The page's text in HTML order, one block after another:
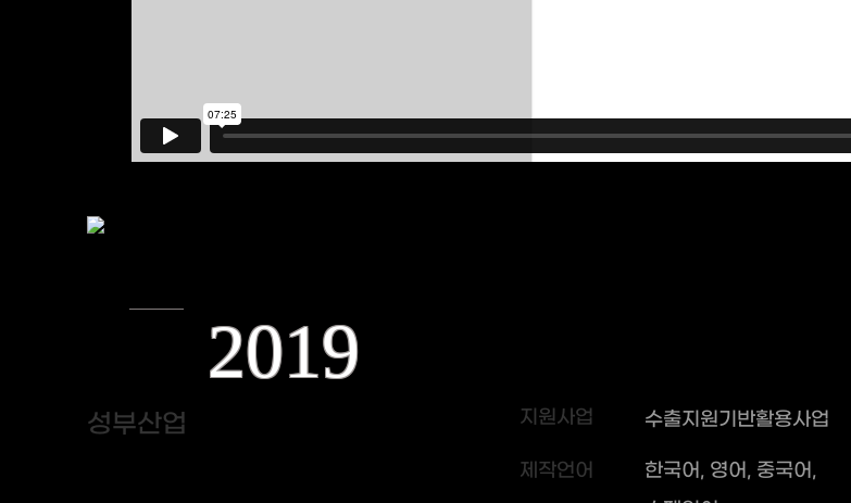
2019
성부산업 지원사업 수출지원기반활용사업
제작언어
한국어, 영어, 중국어,